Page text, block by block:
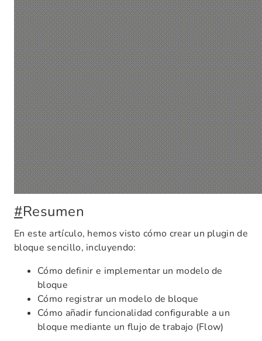
#Resumen
En este artículo, hemos visto cómo crear un plugin de
bloque sencillo, incluyendo:
Cómo definir e implementar un modelo de
bloque
Cómo registrar un modelo de bloque
Cómo añadir funcionalidad configurable a un
bloque mediante un flujo de trabajo (Flow)